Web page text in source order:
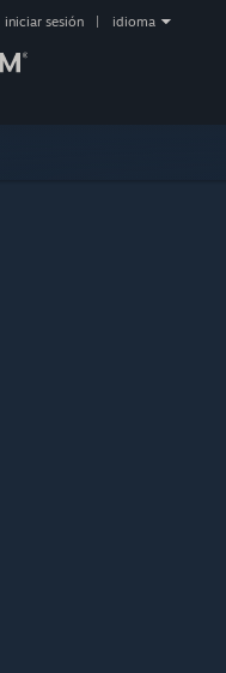
iniciar sesión idioma